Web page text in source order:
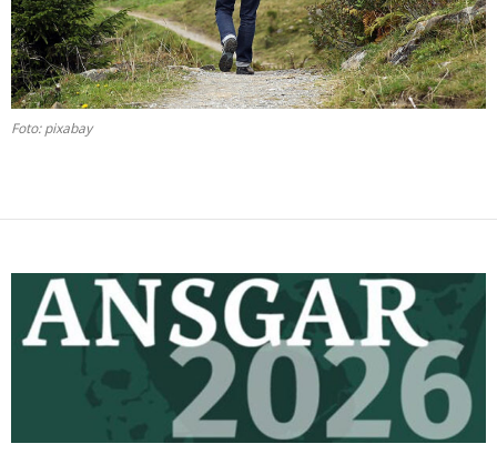
Foto: pixabay